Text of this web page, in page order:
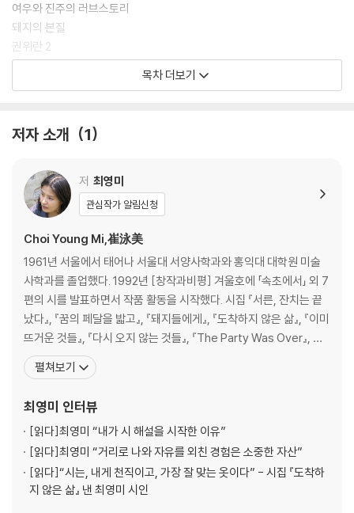
여우와 진주의 러브스토리
돼지의 본질
권위란 2
앵무새들
2부 내 영혼의 수몰지구를 찾아서
굳은 빵에 버터 바르듯
햇빛 속의 여인
서울의 방
대화 상대
알겠니?
황혼
바람 부는 날
한국 영화를 위하여
서른아홉
옛날 시인
3부 축구장에서 생각한 육체와 정신
축구는 내게?
정의는 축구장에만 있다
남북축구대회에 나타난 반공의 딸
목차 더보기
저자 소개 1
저 최영미
관심작가 알림신청
Choi Young Mi,崔泳美
1961년 서울에서 태어나 서울대 서양사학과와 홍익대 대학원 미술
사학과를 졸업했다. 1992년 [창작과비평] 겨울호에 「속초에서」 외 7
편의 시를 발표하면서 작품 활동을 시작했다. 시집 『서른, 잔치는 끝
났다』, 『꿈의 페달을 밟고』, 『돼지들에게』, 『도착하지 않은 삶』, 『이미
뜨거운 것들』, 『다시 오지 않는 것들』, 『The Party Was Over』, 장
편소설 『흉터와 무늬』, 『청동정원』, 산문집 『시대의 우울: 최영미의
유럽일기』, 『우연히 내 일기를 엿보게 될 사람에게』, 『화가의 우연한
펼쳐보기
최영미 인터뷰
[읽다]최영미 “내가 시 해설을 시작한 이유”
[읽다]최영미 “거리로 나와 자유를 외친 경험은 소중한 자산”
[읽다]“시는, 내게 천직이고, 가장 잘 맞는 옷이다” - 시집 『도착하
지 않은 삶』 낸 최영미 시인